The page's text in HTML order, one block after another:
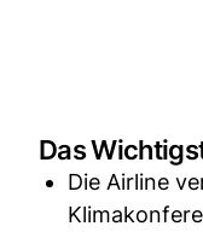
Das
Die Airline